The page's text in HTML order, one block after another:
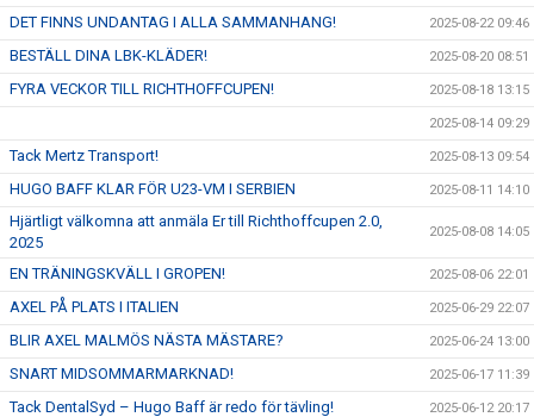
DET FINNS UNDANTAG I ALLA SAMMANHANG! 2025-08-22 09:46
BESTÄLL DINA LBK-KLÄDER! 2025-08-20 08:51
FYRA VECKOR TILL RICHTHOFFCUPEN! 2025-08-18 13:15
2025-08-14 09:29
Tack Mertz Transport! 2025-08-13 09:54
HUGO BAFF KLAR FÖR U23-VM I SERBIEN 2025-08-11 14:10
Hjärtligt välkomna att anmäla Er till Richthoffcupen 2.0,
2025
2025-08-08 14:05
EN TRÄNINGSKVÄLL I GROPEN! 2025-08-06 22:01
AXEL PÅ PLATS I ITALIEN 2025-06-29 22:07
BLIR AXEL MALMÖS NÄSTA MÄSTARE? 2025-06-24 13:00
SNART MIDSOMMARMARKNAD! 2025-06-17 11:39
Tack DentalSyd – Hugo Baff är redo för tävling! 2025-06-12 20:17